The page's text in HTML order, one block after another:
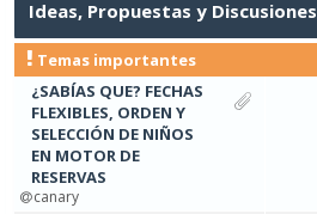
Ideas, Propuestas y Discusiones
Temas importantes
¿SABÍAS QUE? FECHAS
FLEXIBLES, ORDEN Y
SELECCIÓN DE NIÑOS
EN MOTOR DE
RESERVAS
canary